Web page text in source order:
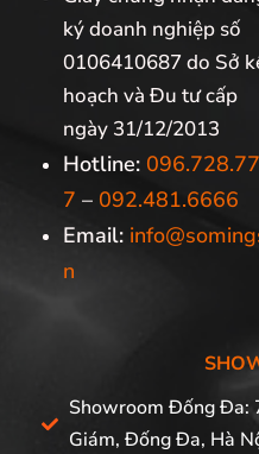
ký doanh nghiệp số
0106410687 do Sở
hoạch và Đu tư cấp
ngày 31/12/2013
Hotline:
7 – 092.481.6666
Email:
n
Showroom Đống Đa:
Giám, Đống Đa, Hà